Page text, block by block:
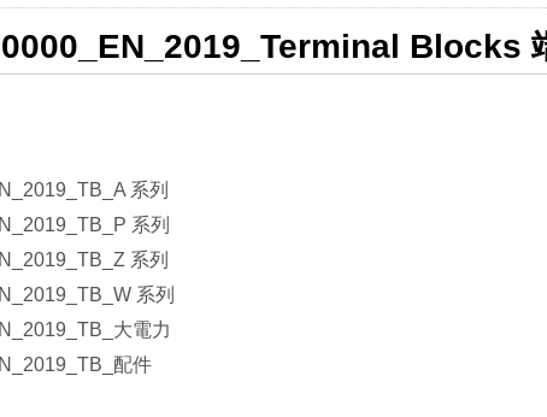
Blocks
系列
系列
系列
系列
大電力
配件